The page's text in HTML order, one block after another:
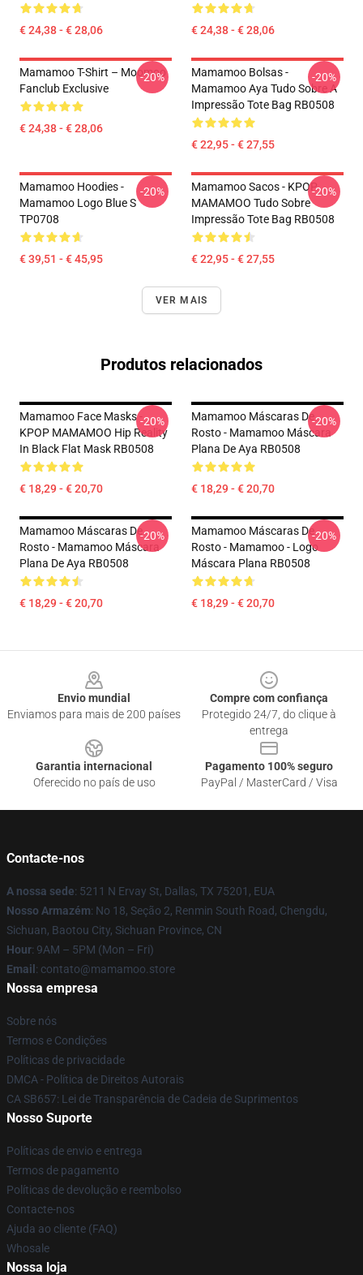
€ 24,38 - € 28,06 € 24,38 - € 28,06
Mamamoo T-Shirt – Moomoo
Fanclub Exclusive
€ 24,38 - € 28,06
-20%
Mamamoo Bolsas -
Mamamoo Aya Tudo Sobre A
Impressão Tote Bag RB0508
€ 22,95 - € 27,55
-20%
Mamamoo Hoodies -
Mamamoo Logo Blue S
TP0708
€ 39,51 - € 45,95
-20%
Mamamoo Sacos - KPOP
MAMAMOO Tudo Sobre
Impressão Tote Bag RB0508
€ 22,95 - € 27,55
-20%
VER MAIS
Produtos relacionados
Mamamoo Face Masks -
KPOP MAMAMOO Hip Reality
In Black Flat Mask RB0508
€ 18,29 - € 20,70
-20%
Mamamoo Máscaras De
Rosto - Mamamoo Máscara
Plana De Aya RB0508
€ 18,29 - € 20,70
-20%
Mamamoo Máscaras De
Rosto - Mamamoo Máscara
Plana De Aya RB0508
€ 18,29 - € 20,70
-20%
Mamamoo Máscaras De
Rosto - Mamamoo - Logo
Máscara Plana RB0508
€ 18,29 - € 20,70
-20%
Envio mundial
Enviamos para mais de 200 países
Compre com confiança
Protegido 24/7, do clique à
entrega
Garantia internacional
Oferecido no país de uso
Pagamento 100% seguro
PayPal / MasterCard / Visa
Contacte-nos
A nossa sede: 5211 N Ervay St, Dallas, TX 75201, EUA
Nosso Armazém: No 18, Seção 2, Renmin South Road, Chengdu,
Sichuan, Baotou City, Sichuan Province, CN
Hour: 9AM – 5PM (Mon – Fri)
Email : contato@mamamoo.store
Nossa empresa
Sobre nós
Termos e Condições
Políticas de privacidade
DMCA - Política de Direitos Autorais
CA SB657: Lei de Transparência de Cadeia de Suprimentos
Nosso Suporte
Políticas de envio e entrega
Termos de pagamento
Políticas de devolução e reembolso
Contacte-nos
Ajuda ao cliente (FAQ)
Whosale
Nossa loja